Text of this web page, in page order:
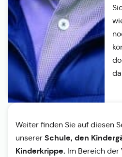
Weiter finden Sie auf diesen
unserer Schule, den
Kinderkrippe. Im Bereich der